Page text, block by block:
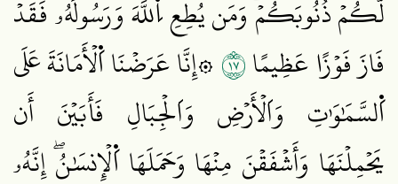
لَّكُمۡ ذُنُوبَكُمۡۗ وَمَن يُطِعِ اِ۬للَّهَ وَرَسُولَهُۥ فَقَدۡ
فَازَ فَوۡزًا عَظِيمًا٧١۞إِنَّا عَرَضۡنَا اَ۬لۡأَمَانَةَ عَلَى
اَ۬لسَّمَٰوَٰتِ وَاَلۡأَرۡضِ وَاَلۡجِبَالِ فَأَبَيۡنَ أَن
يَحۡمِلۡنَهَا وَأَشۡفَقۡنَ مِنۡهَا وَحَمَلَهَا اَ۬لۡإِنسَٰنُۖ إِنَّهُۥ